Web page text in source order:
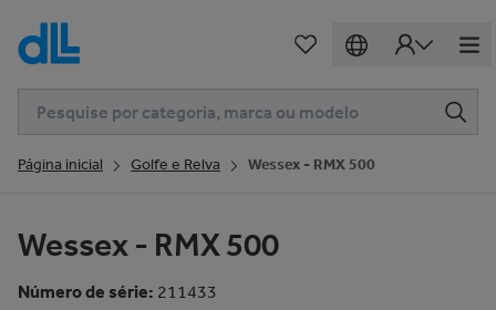
Página inicial Golfe e Relva Wessex - RMX 500
Wessex - RMX 500
Número de série: 211433